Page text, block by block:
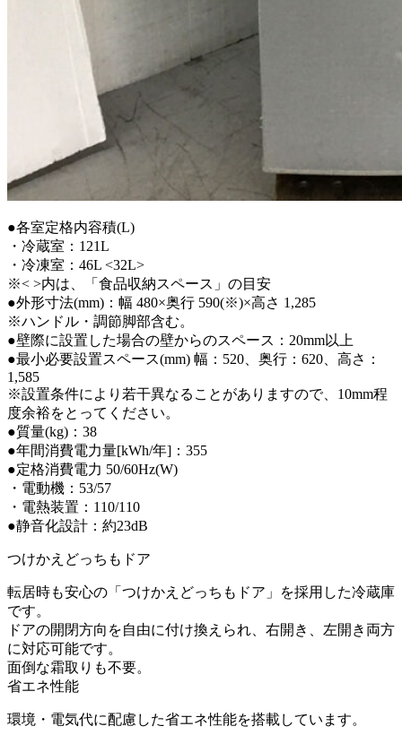
●各室定格内容積(L)
・冷蔵室：121L
・冷凍室：46L <32L>
※< >内は、「食品収納スペース」の目安
●外形寸法(mm)：幅 480×奥行 590(※)×高さ 1,285
※ハンドル・調節脚部含む。
●壁際に設置した場合の壁からのスペース：20mm以上
●最小必要設置スペース(mm) 幅：520、奥行：620、高さ：
1,585
※設置条件により若干異なることがありますので、10mm程
度余裕をとってください。
●質量(kg)：38
●年間消費電力量[kWh/年]：355
●定格消費電力 50/60Hz(W)
・電動機：53/57
・電熱装置：110/110
●静音化設計：約23dB
つけかえどっちもドア
転居時も安心の「つけかえどっちもドア」を採用した冷蔵庫
です。
ドアの開閉方向を自由に付け換えられ、右開き、左開き両方
に対応可能です。
面倒な霜取りも不要。
省エネ性能
環境・電気代に配慮した省エネ性能を搭載しています。